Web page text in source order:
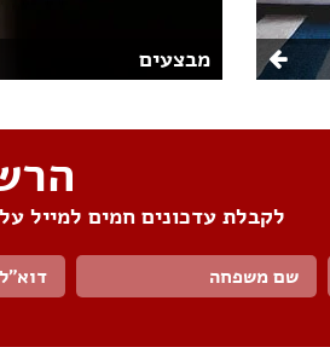
מבצעים
לקבלת עדכונים חמים למייל